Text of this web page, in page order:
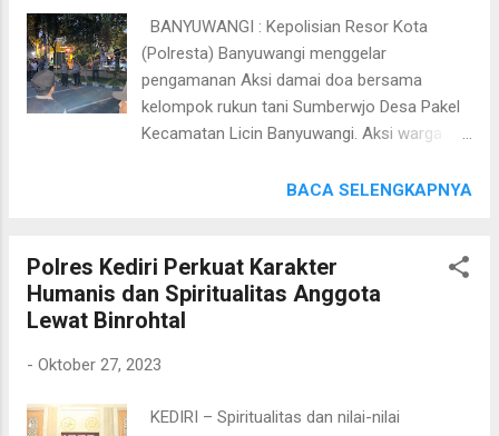
Bhabinkamtibmas kami dan perangkat desa.
Sehingga dapat segera kami tindak lanjuti
demi terwujudnya wilayah yang aman dan
kondusif,” ujar Kombes. Pol. Kusumo Wahyu
Bintoro,Jumat (27/10). Selain itu, Polisi juga
menjaga persatuan dan kesatuan dalam
BANYUWANGI : Kepolisian Resor Kota
(Polresta) Banyuwangi menggelar
pengamanan Aksi damai doa bersama
kelompok rukun tani Sumberwjo Desa Pakel
Kecamatan Licin Banyuwangi. Aksi warga
32 perkara pidana penyiaran berita atau
dan Suwarno di Kantor Pemgadilan Negeri
Klas IA Banyuwangi. Kapolresta Banyuwangi
Kombes Pol Deddy Foury Millewa melalui
Idham Kholid menjelaskan, pengamanan
Negeri (PN) Banyuwangi. Pengamanan ini
BACA SELENGKAPNYA
Polres Kediri Perkuat Karakter
Humanis dan Spiritualitas Anggota
Lewat Binrohtal
- Oktober 27, 2023
KEDIRI – Spiritualitas dan nilai-nilai